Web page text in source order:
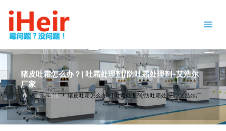
容。
抗
剂
|
燥
剂
猪皮吐霜怎么办？| 吐霜处理剂/防吐霜处理剂-艾浩尔
厂家
首
页
案例资讯
猪皮吐霜怎么办？| 吐霜处理剂/防吐霜处理剂-艾浩尔厂
家